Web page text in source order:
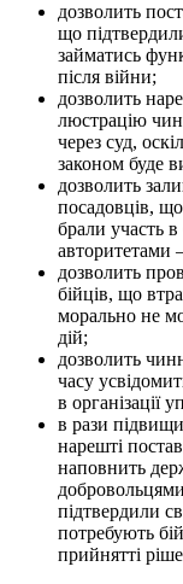
дозволить
що
займатись
після війни;
дозволить
люстрацію
через суд,
законом буде
дозволить
посадовців,
брали участь
дозволить
бійців, що
морально не
дій;
дозволить
часу
в організації
в рази
нарешті
наповнить
підтвердили
потребують
прийнятті